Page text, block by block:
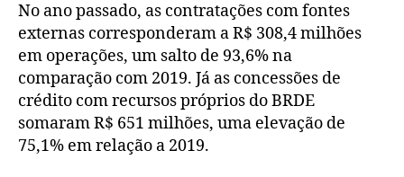
No ano passado, as contratações com fontes
externas corresponderam a R$ 308,4 milhões
em operações, um salto de 93,6% na
comparação com 2019. Já as concessões de
crédito com recursos próprios do BRDE
somaram R$ 651 milhões, uma elevação de
75,1% em relação a 2019.